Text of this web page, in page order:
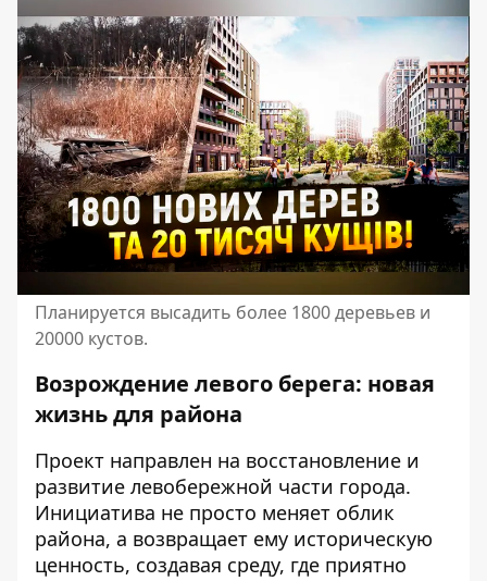
Планируется высадить более 1800 деревьев и
20000 кустов.
Возрождение левого берега: новая
жизнь для района
Проект направлен на восстановление и
развитие левобережной части города.
Инициатива не просто меняет облик
района, а возвращает ему историческую
ценность, создавая среду, где приятно